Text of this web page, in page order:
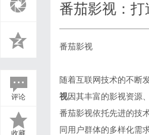
评论
收藏
番茄影视：
番茄影视
随着互联网技术的不断
视因其丰富的影视资源
番茄影视依托先进的技
同用户群体的多样化需